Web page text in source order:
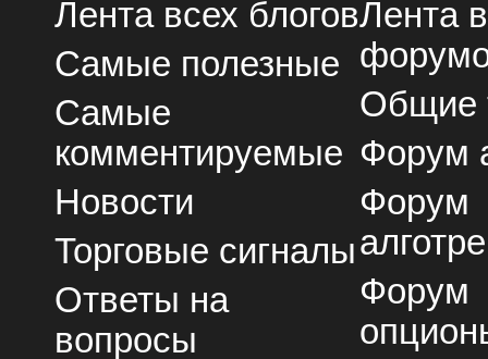
Лента всех блогов
Самые полезные
Самые
комментируемые
Новости
Торговые сигналы
Ответы на
вопросы
Лента
Общие
Форум
Форум
Форум